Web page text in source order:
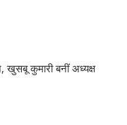
खुसबू कुमारी बनीं अध्यक्ष